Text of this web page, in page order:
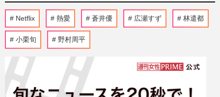
Netflix 熱愛 蒼井優 広瀬すず 林遣都
小栗旬 野村周平